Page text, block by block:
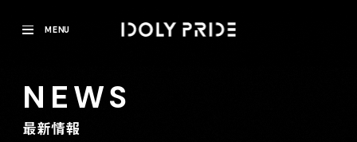
MENU
NEWS
最新情報